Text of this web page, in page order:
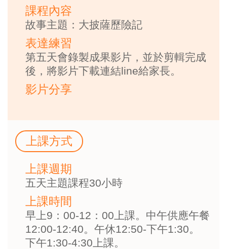
課程內容
故事主題：大披薩歷險記
表達練習
第五天會錄製成果影片，並於剪輯完成
後，將影片下載連結line給家長。
影片分享
上課方式
上課週期
五天主題課程30小時
上課時間
早上9：00-12：00上課。中午供應午餐
12:00-12:40。午休12:50-下午1:30。
下午1:30-4:30上課。